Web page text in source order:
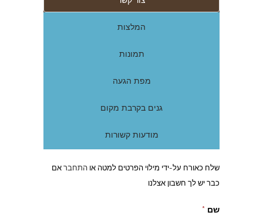
המלצות
תמונות
מפת הגעה
גנים בקרבת מקום
מודעות קשורות
שלח כאורח על-ידי מילוי הפרטים למטה או התחבראם
כבר יש לך חשבון אצלנו
שם *